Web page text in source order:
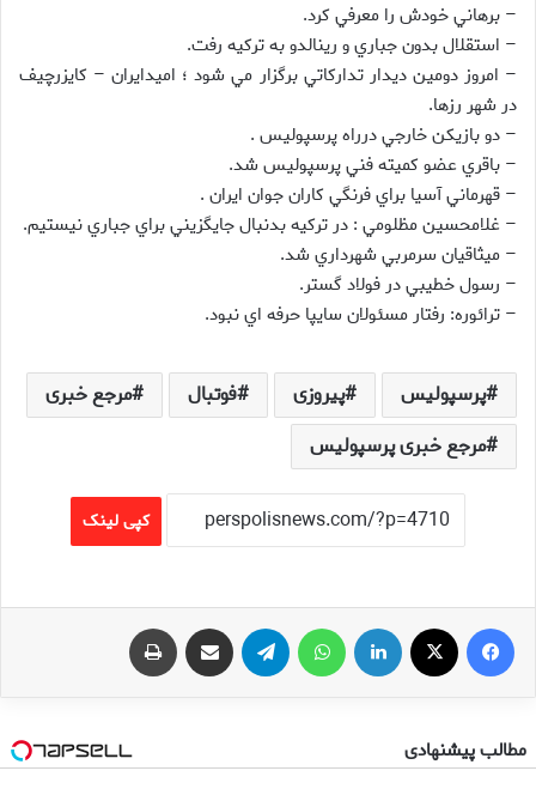
– برهاني خودش را معرفي كرد.
– استقلال بدون جباري و رينالدو به تركيه رفت.
– امروز دومين ديدار تداركاتي برگزار مي شود ؛ اميدايران – كايزرچيف
در شهر رزها.
– دو بازيكن خارجي درراه پرسپوليس .
– باقري عضو كميته فني پرسپوليس شد.
– قهرماني آسيا براي فرنگي كاران جوان ايران .
– غلامحسين مظلومي : در تركيه بدنبال جايگزيني براي جباري نيستيم.
– ميثاقيان سرمربي شهرداري شد.
– رسول خطيبي در فولاد گستر.
– ترائوره: رفتار مسئولان سايپا حرفه اي نبود.
پرسپولیس پیروزی فوتبال
مرجع خبری
مرجع خبری پرسپولیس
کپی لینک
فیس بوک لینکدین تلگرام اشتراک گذاری از طریق ایمیل
مطالب پیشنهادی